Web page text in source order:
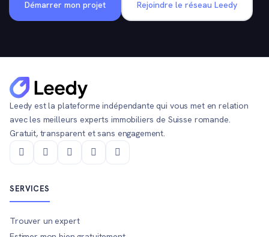
Démarrer mon projet Rejoindre le réseau Leedy
Leedy est la plateforme indépendante qui vous met en relation
avec les meilleurs experts immobiliers de Suisse romande.
Gratuit, transparent et sans engagement.
SERVICES
Trouver un expert